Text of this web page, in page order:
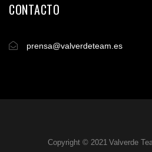
CONTACTO
prensa@valverdeteam.es
Copyright © 2021 Valverde